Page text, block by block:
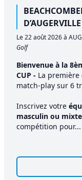
D’AUGERVILLE
Le 22 août 2026 à
Golf
Bienvenue à la
CUP - La
match-play sur 6
Inscrivez votre
masculin ou
compétition pour...